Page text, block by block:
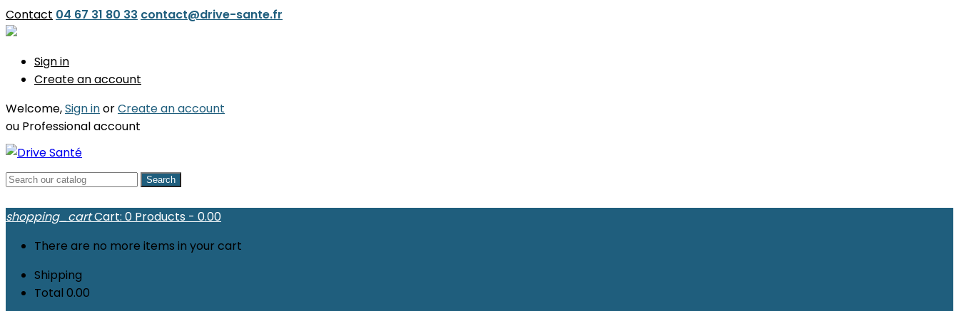
Contact 04 67 31 80 33 contact@drive-sante.fr
Sign in
Create an account
Welcome,Sign inorCreate an account
ou Professional account
Search
shopping_cartCart: 0 Products - 0.00
There are no more items in your cart
Shipping
Total 0.00